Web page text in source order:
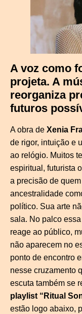
A voz como
projeta. A
reorganiza
futuros
A obra de Xenia
de rigor, intuição e
ao relógio. Muitos
espiritual, futurista
a precisão de
ancestralidade
político. Sua arte
sala. No palco
reage ao público,
não aparecem no
ponto de encontro
nesse cruzamento
escuta também se
playlist “Ritual
estão logo abaixo,